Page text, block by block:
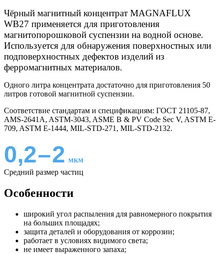
Чёрный магнитный концентрат MAGNAFLUX
WB27 применяется для приготовления
магнитопорошковой суспензии на водной основе.
Используется для обнаружения поверхностных или
подповерхностных дефектов изделий из
ферромагнитных материалов.
Одного литра концентрата достаточно для приготовления 50
литров готовой магнитной суспензии.
Соответствие стандартам и спецификациям: ГОСТ 21105-87,
AMS-2641A, ASTM-3043, ASME B & PV Code Sec V, ASTM E-
709, ASTM E-1444, MIL-STD-271, MIL-STD-2132.
0,2–2 мкм
Средний размер частиц
Особенности
широкий угол распыления для равномерного покрытия
на больших площадях;
защита деталей и оборудования от коррозии;
работает в условиях видимого света;
не имеет выраженного запаха;